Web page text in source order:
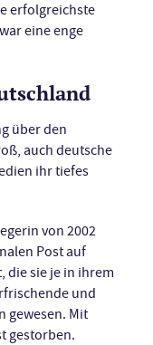
erfolgreichste
eine enge
über den
auch deutsche
ihr tiefes
von 2002
Post auf
die sie je in ihrem
und
gewesen. Mit
gestorben.